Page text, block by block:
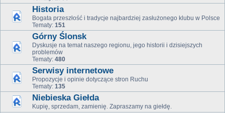
Historia
Bogata przeszłość i tradycje najbardziej zasłużonego klubu w Polsce
Tematy: 151
Górny Ślonsk
Dyskusje na temat naszego regionu, jego historii i dzisiejszych
problemów
Tematy: 480
Serwisy internetowe
Propozycje i opinie dotyczące stron Ruchu
Tematy: 135
Niebieska Giełda
Kupię, sprzedam, zamienię. Zapraszamy na giełdę.